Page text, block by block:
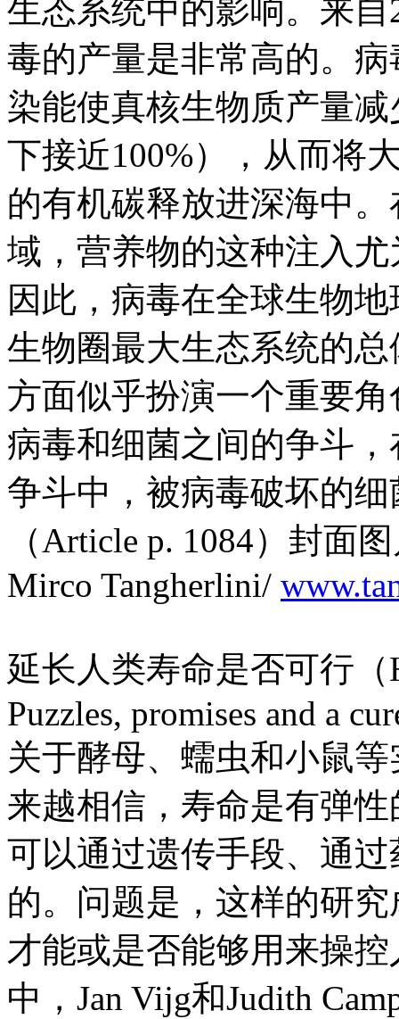
生态系统中的影响。来
毒的产量是非常高的。病
染能使真核生物质产量
下接近100%），从而将
的有机碳释放进深海中
域，营养物的这种注入
因此，病毒在全球生物
生物圈最大生态系统的总
方面似乎扮演一个重要
病毒和细菌之间的争斗，
争斗中，被病毒破坏的
（Article p. 1084）封面
Mirco Tangherlini/
延长人类寿命是否可行（
Puzzles, promises and a
关于酵母、蠕虫和小鼠
来越相信，寿命是有弹性
可以通过遗传手段、通
的。问题是，这样的研
才能或是否能够用来操
中，Jan Vijg和Judith